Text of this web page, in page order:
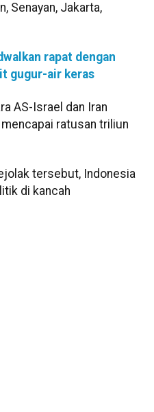
Senayan, Jakarta,
rapat dengan
gugur-air keras
AS-Israel dan Iran
ratusan triliun
tersebut, Indonesia
di kancah